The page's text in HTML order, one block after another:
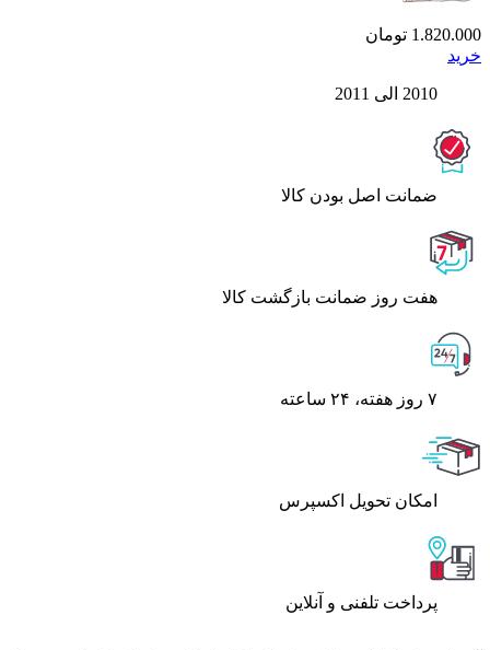
1.820.000 تومان
خرید
2010 الی 2011
ﺿﻤﺎﻧﺖ اﺻﻞ ﺑﻮدن ﮐﺎﻟﺎ
هفت روز ضمانت بازگشت کالا
۷ روز ﻫﻔﺘﻪ، ۲۴ ﺳﺎﻋﺘﻪ
اﻣﮑﺎن ﺗﺤﻮﯾﻞ اﮐﺴﭙﺮس
پرداخت تلفنی و آنلاین